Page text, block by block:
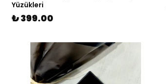
Yüzükleri
₺ 399.00